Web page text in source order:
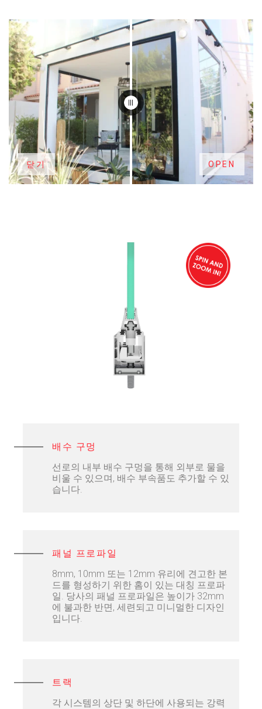
닫기 OPEN
배수 구멍
선로의 내부 배수 구멍을 통해 외부로 물을
비울 수 있으며, 배수 부속품도 추가할 수 있
습니다.
패널 프로파일
8mm, 10mm 또는 12mm 유리에 견고한 본
드를 형성하기 위한 홈이 있는 대칭 프로파
일. 당사의 패널 프로파일은 높이가 32mm
에 불과한 반면, 세련되고 미니멀한 디자인
입니다.
트랙
각 시스템의 상단 및 하단에 사용되는 강력